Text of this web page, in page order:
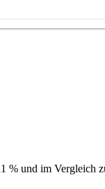
% und im Vergleich